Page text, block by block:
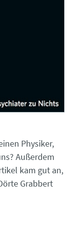
Physiker,
Außerdem
kam gut an,
Grabbert